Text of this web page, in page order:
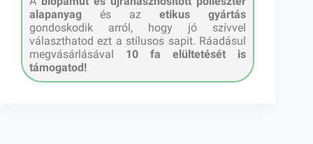
alapanyag és azetikus gyártás
gondoskodik arról, hogy jó szívvel
választhatod ezt a stílusos sapit. Ráadásul
megvásárlásával 10 fa elültetését is
támogatod!